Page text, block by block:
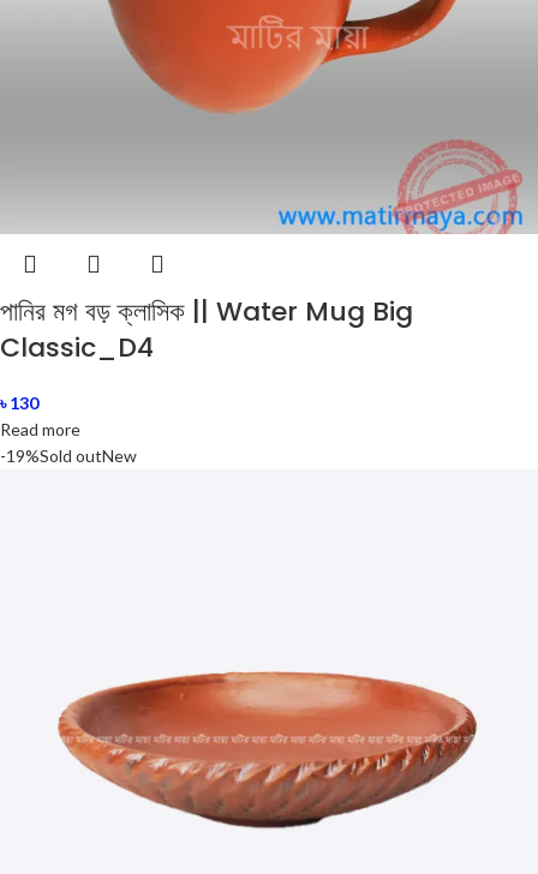
পানির মগ বড় ক্লাসিক || Water Mug Big
Classic_D4
৳130
Read more
-19%Sold outNew